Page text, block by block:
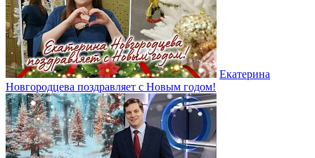
Екатерина
Новгородцева поздравляет с Новым годом!